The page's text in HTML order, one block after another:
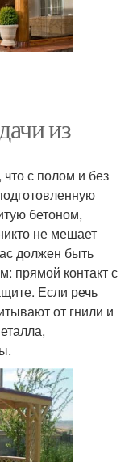
из
с полом и без
бетоном,
не мешает
должен быть
прямой контакт с
Если речь
от гнили и